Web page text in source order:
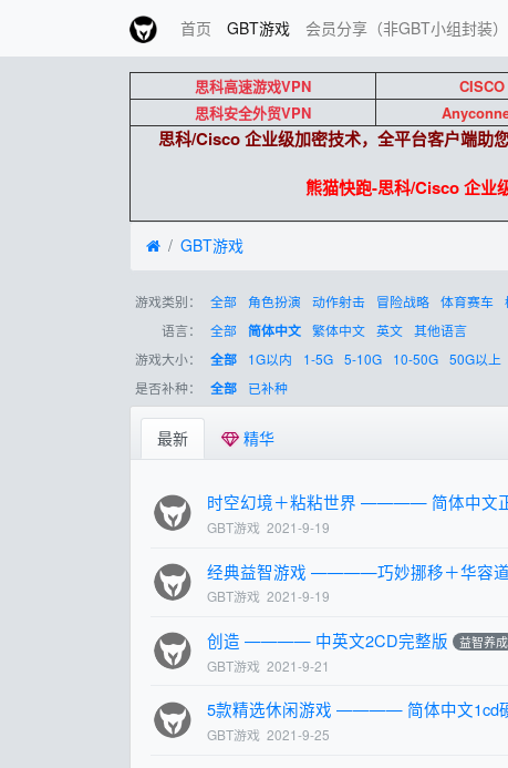
首页 GBT游戏 会员分享（非GBT小组封装）
思科高速游戏VPN
思科安全外贸VPN
思科/Cisco 企业级加密技术，全平台客户端助
熊猫快跑-思科/Cisco 企业
GBT游戏
游戏类别： 全部 角色扮演 动作射击 冒险战略 体育赛车
语言：
全部 简体中文 繁体中文 英文 其他语言
游戏大小：
全部 1G以内 1-5G 5-10G 10-50G 50G以上
是否补种：
全部 已补种
最新 精华
时空幻境＋粘粘世界 ———— 简体中文
GBT游戏 2021-9-19
经典益智游戏 ————巧妙挪移＋华容
GBT游戏 2021-9-19
创造 ———— 中英文2CD完整版 益智养成
GBT游戏 2021-9-21
5款精选休闲游戏 ———— 简体中文1cd
GBT游戏 2021-9-25